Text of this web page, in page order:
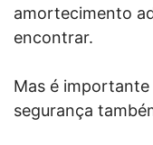
amortecimento
encontrar.
Mas é
segurança